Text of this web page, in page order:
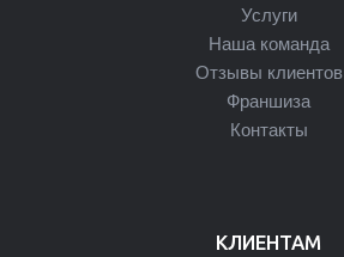
Услуги
Наша команда
Отзывы клиентов
Франшиза
Контакты
КЛИЕНТАМ